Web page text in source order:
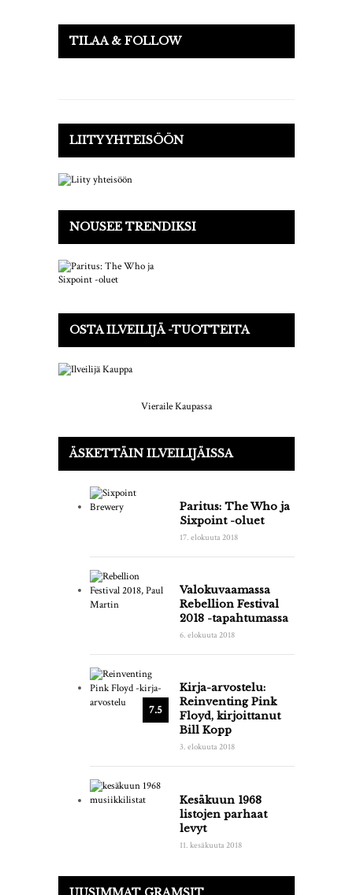
TILAA & FOLLOW
LIITY YHTEISÖÖN
NOUSEE TRENDIKSI
OSTA ILVEILIJÄ -TUOTTEITA
Vieraile Kaupassa
ÄSKETTÄIN ILVEILIJÄISSA
Paritus: The Who ja
Sixpoint -oluet
17. elokuuta 2018
Valokuvaamassa
Rebellion Festival
2018 -tapahtumassa
6. elokuuta 2018
7.5
Kirja-arvostelu:
Reinventing Pink
Floyd, kirjoittanut
Bill Kopp
3. elokuuta 2018
Kesäkuun 1968
listojen parhaat
levyt
11. kesäkuuta 2018